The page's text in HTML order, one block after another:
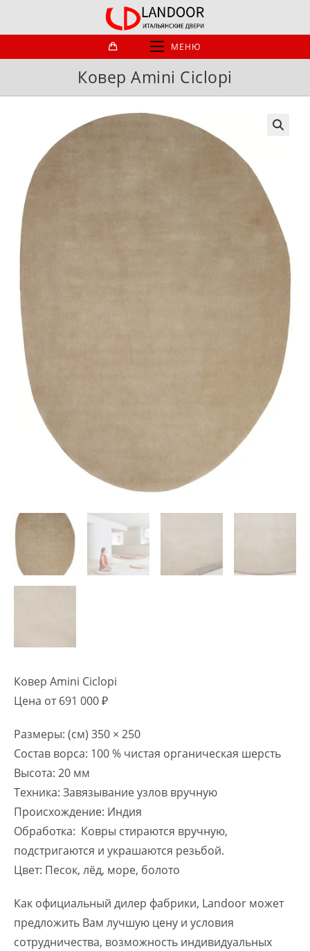
МЕНЮ
Ковер Amini Ciclopi
Ковер Amini Ciclopi
Цена от 691 000 ₽
Размеры: (см) 350 × 250
Состав ворса: 100 % чистая органическая шерсть
Высота: 20 мм
Техника: Завязывание узлов вручную
Происхождение: Индия
Обработка: Ковры стираются вручную,
подстригаются и украшаются резьбой.
Цвет: Песок, лёд, море, болото
Как официальный дилер фабрики, Landoor может
предложить Вам лучшую цену и условия
сотрудничества, возможность индивидуальных